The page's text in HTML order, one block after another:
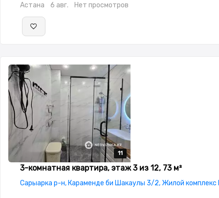
студия,Встроенная кухня,Новая
двор
Астана 6 авг. Нет просмотров
11
11
11
11
11
3-комнатная квартира, этаж 3 из 12, 73 м²
Сарыарка р-н, Караменде би Шакаулы 3/2, Жилой комплекс